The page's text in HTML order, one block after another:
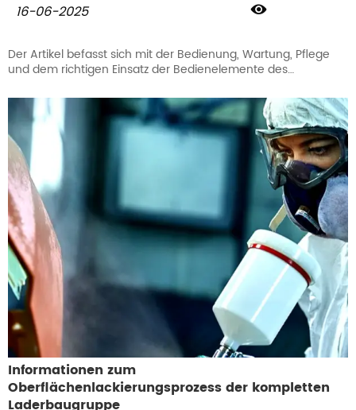
16-06-2025

Der Artikel befasst sich mit der Bedienung, Wartung, Pflege
und dem richtigen Einsatz der Bedienelemente des
Betriebszustand zu halten.
Informationen zum
Oberflächenlackierungsprozess der kompletten
Laderbaugruppe